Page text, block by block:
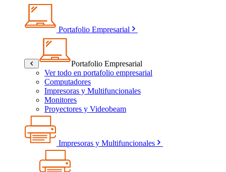
Portafolio Empresarial
Portafolio Empresarial
Ver todo en portafolio empresarial
Computadores
Impresoras y Multifuncionales
Monitores
Proyectores y Videobeam
Impresoras y Multifuncionales